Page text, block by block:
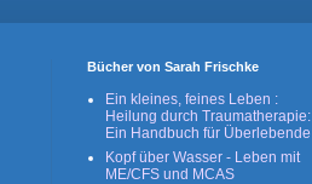
Bücher von Sarah Frischke
Ein kleines, feines Leben :
Heilung durch Traumatherapie:
Ein Handbuch für Überlebende
Kopf über Wasser - Leben mit
ME/CFS und MCAS